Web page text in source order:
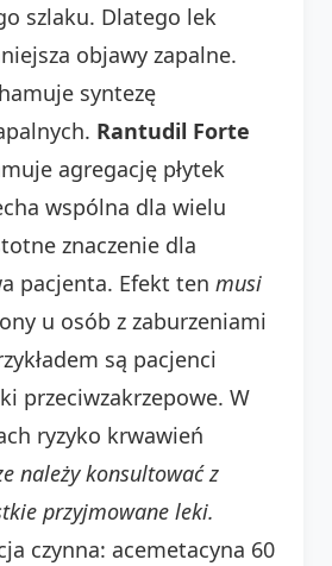
szlaku. Dlatego lek
objawy zapalne.
syntezę
Rantudil Forte
agregację płytek
wspólna dla wielu
znaczenie dla
pacjenta. Efekt ten musi
u osób z zaburzeniami
są pacjenci
przeciwzakrzepowe. W
ryzyko krwawień
należy konsultować z
przyjmowane leki.
czynna: acemetacyna 60